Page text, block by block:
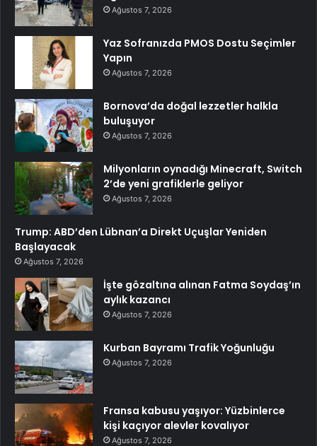
Ağustos 7, 2026
Yaz Sofranızda PMOS Dostu Seçimler
Yapın
Ağustos 7, 2026
Bornova’da doğal lezzetler halkla
buluşuyor
Ağustos 7, 2026
Milyonların oynadığı Minecraft, Switch
2’de yeni grafiklerle geliyor
Ağustos 7, 2026
Trump: ABD’den Lübnan’a Direkt Uçuşlar Yeniden
Başlayacak
Ağustos 7, 2026
İşte gözaltına alınan Fatma Soydaş’ın
aylık kazancı
Ağustos 7, 2026
Kurban Bayramı Trafik Yoğunluğu
Ağustos 7, 2026
Fransa kabusu yaşıyor: Yüzbinlerce
kişi kaçıyor alevler kovalıyor
Ağustos 7, 2026